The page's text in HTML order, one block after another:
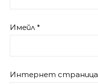
Имейл *
Интернет страница